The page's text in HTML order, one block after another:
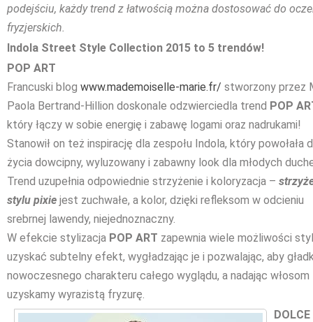
podejściu, każdy trend z łatwością można dostosować do
fryzjerskich.
Indola Street Style Collection 2015 to 5 trendów!
POP ART
Francuski blog www.mademoiselle-marie.fr/ stworzony przez
Paola Bertrand-Hillion doskonale odzwierciedla trend POP
który łączy w sobie energię i zabawę logami oraz nadrukami!
Stanowił on też inspirację dla zespołu Indola, który powołała
życia dowcipny, wyluzowany i zabawny look dla młodych
Trend uzupełnia odpowiednie strzyżenie i koloryzacja –
stylu pixie jest zuchwałe, a kolor, dzięki refleksom w odcieniu
srebrnej lawendy, niejednoznaczny.
W efekcie stylizacja POP ART zapewnia wiele możliwości
uzyskać subtelny efekt, wygładzając je i pozwalając, aby
nowoczesnego charakteru całego wyglądu, a nadając
uzyskamy wyrazistą fryzurę.